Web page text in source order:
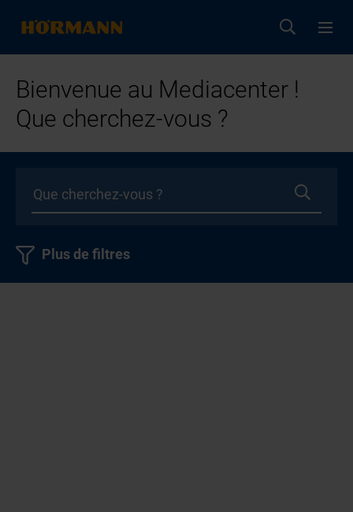
Bienvenue au Mediacenter !
Que cherchez-vous ?
Plus de filtres